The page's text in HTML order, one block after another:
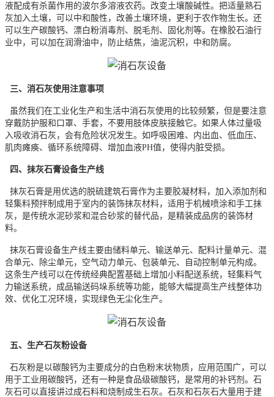
液配成有杀菌作用的波尔多溶液农药。改变土壤酸碱性。把适量熟石
灰加入土壤，可以中和酸性，改善土壤环境，更利于农作物生长。还
可以生产碳酸钙、漂白粉消毒剂、脱毛剂、固化剂等。在橡胶石油行
业中，可以加在润滑油中，防止结焦，油泥沉积，中和防腐。
三、消石灰使用注意事项
虽然我们在工业化生产和生活中消石灰使用的比较频繁，但是要注意
穿戴防护服和口罩、手套，不要用肢体皮肤接触它。如果人体过量吸
入吸收消石灰，会有危险状况发生。如呼吸困难、内出血、低血压、
肌肉瘫痪、循环系统障碍、增加血液PH值，使得内脏受损。
四、抹灰石膏设备生产线
抹灰石膏是用优选的脱硫建筑石膏作为主要胶凝材料，加入添加剂和
轻集料预拌制成用于室内的装饰抹灰材料，适用于机械喷涂和手工抹
灰，是传统水泥砂浆和混合砂浆的替代品，是精装成品房的装饰材
料。
抹灰石膏设备生产线主要由储料单元、输送单元、配料计量单元、混
合单元、除尘单元，空气动力单元、包装单元、自动控制单元构成。
这条生产线可以在传统经典配置基础上增加小料配送系统，轻集料气
力输送系统，成品输送码垛系统等功能，能够大幅提高生产线整体功
效、优化工况环境，实现绿色无尘化生产。
五、生产石灰粉设备
石灰粉是以碳酸钙为主要成分的白色粉末状物质，应用范围广，可以
用于工业用碳酸钙，还有一种是食品级碳酸钙，是常用的补钙剂。石
灰石可以直接讲过成石料和烧制成生石灰。石灰和石灰石大量用于建